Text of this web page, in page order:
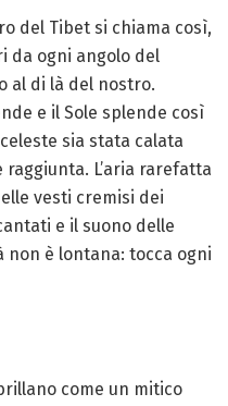
del Tibet si chiama così,
da ogni angolo del
al di là del nostro.
e il Sole splende così
sia stata calata
L’aria rarefatta
vesti cremisi dei
e il suono delle
è lontana: tocca ogni
come un mitico